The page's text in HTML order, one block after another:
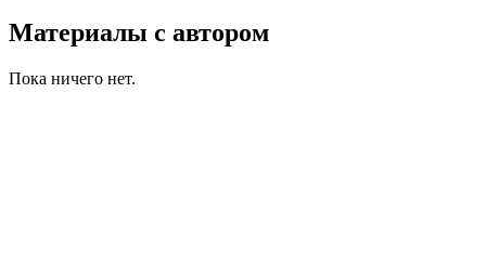
Материалы с автором
Пока ничего нет.